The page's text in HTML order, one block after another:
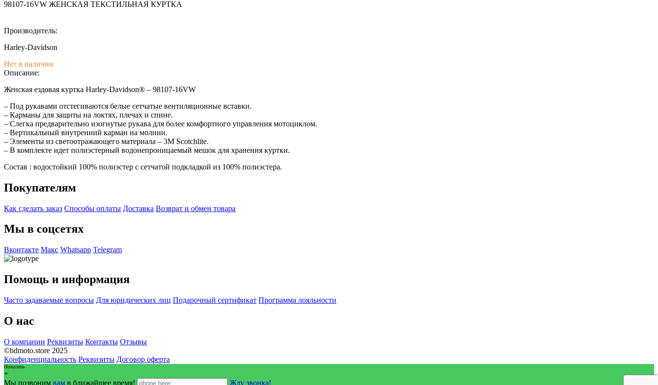
98107-16VW ЖЕНСКАЯ ТЕКСТИЛЬНАЯ КУРТКА
Производитель:
Harley-Davidson
Нет в наличии
Описание:
Женская ездовая куртка Harley-Davidson® – 98107-16VW
– Под рукавами отстегиваются белые сетчатые вентиляционные вставки.
– Карманы для защиты на локтях, плечах и спине.
– Слегка предварительно изогнутые рукава для более комфортного управления мотоциклом.
– Вертикальный внутренний карман на молнии.
– Элементы из светоотражающего материала – 3M Scotchlite.
– В комплекте идет полиэстерный водонепроницаемый мешок для хранения куртки.
Состав : водостойкий 100% полиэстер с сетчатой подкладкой из 100% полиэстера.
Покупателям
Как сделать заказ Способы оплаты Доставка Возврат и обмен товара
Мы в соцсетях
Вконтакте Макс Whatsapp Telegram
Помощь и информация
Часто задаваемые вопросы Для юридических лиц Подарочный сертификат Программа лояльности
О нас
О компании Реквизиты Контакты Отзывы
©hdmoto.store 2025
Конфиденциальность Реквизиты Договор оферта
Написать
+
Мы позвоним вам в ближайшее время! Жду звонка!